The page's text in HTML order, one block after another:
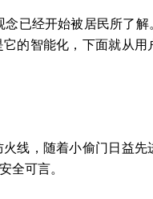
经开始被居民所了解
的智能化，下面就从
，随着小偷门日益先
全可言。